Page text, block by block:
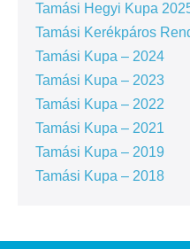
Tamási Hegyi Kupa
Tamási Kerékpáros
Tamási Kupa – 2024
Tamási Kupa – 2023
Tamási Kupa – 2022
Tamási Kupa – 2021
Tamási Kupa – 2019
Tamási Kupa – 2018